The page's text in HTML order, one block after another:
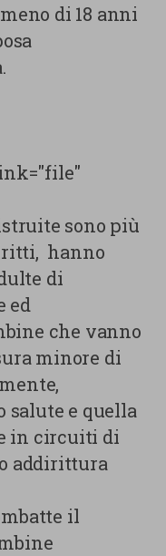
di 18 anni
sono più
hanno
di
ed
che vanno
minore di
salute e quella
in circuiti di
addirittura
il